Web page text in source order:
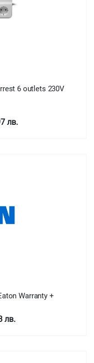
6 outlets 230V
лв.
Warranty +
лв.